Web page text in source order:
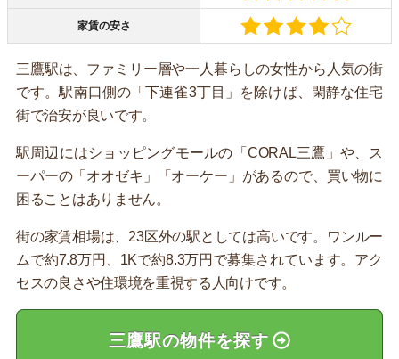
家賃の安さ
三鷹駅は、ファミリー層や一人暮らしの女性から人気の街
です。駅南口側の「下連雀3丁目」を除けば、閑静な住宅
街で治安が良いです。
駅周辺にはショッピングモールの「CORAL三鷹」や、ス
ーパーの「オオゼキ」「オーケー」があるので、買い物に
困ることはありません。
街の家賃相場は、23区外の駅としては高いです。ワンルー
ムで約7.8万円、1Kで約8.3万円で募集されています。アク
セスの良さや住環境を重視する人向けです。
三鷹駅の物件を探す